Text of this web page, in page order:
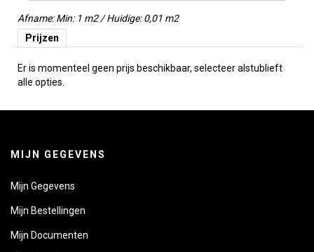
Afname: Min: 1 m2 / Huidige: 0,01 m2
Prijzen
Er is momenteel geen prijs beschikbaar, selecteer alstublieft
alle opties.
MIJN GEGEVENS
Mijn Gegevens
Mijn Bestellingen
Mijn Documenten